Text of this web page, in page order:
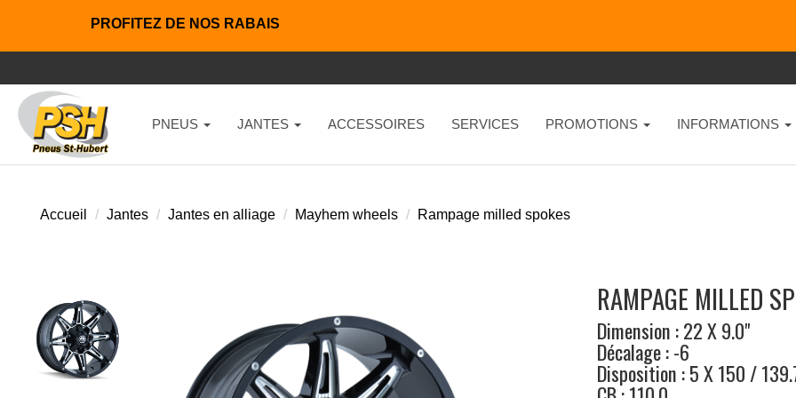
PROFITEZ DE NOS RABAIS
PNEUS JANTES ACCESSOIRES SERVICES PROMOTIONS INFORMATIONS
Accueil Jantes Jantes en alliage Mayhem wheels Rampage milled spokes
RAMPAGE MILLED
Dimension : 22 X 9.0"
Décalage : -6
Disposition : 5 X 150 /